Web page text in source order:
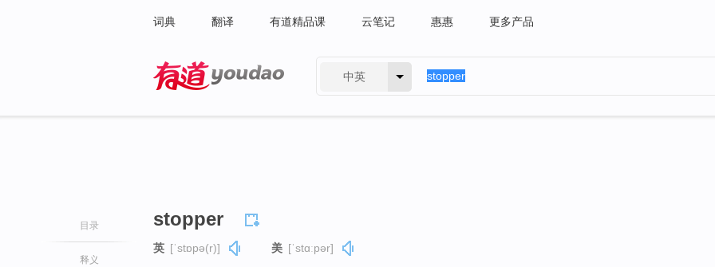
词典 翻译 有道精品课 云笔记 惠惠 更多产品
中英
目录
释义
stopper
英 [ˈstɒpə(r)] 美 [ˈstɑːpər]